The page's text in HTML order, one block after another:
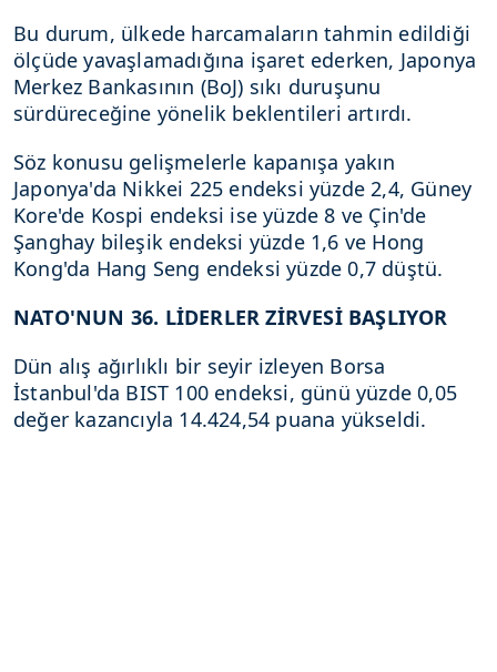
Bu durum, ülkede harcamaların tahmin edildiği
ölçüde yavaşlamadığına işaret ederken, Japonya
Merkez Bankasının (BoJ) sıkı duruşunu
sürdüreceğine yönelik beklentileri artırdı.
Söz konusu gelişmelerle kapanışa yakın
Japonya'da Nikkei 225 endeksi yüzde 2,4, Güney
Kore'de Kospi endeksi ise yüzde 8 ve Çin'de
Şanghay bileşik endeksi yüzde 1,6 ve Hong
Kong'da Hang Seng endeksi yüzde 0,7 düştü.
NATO'NUN 36. LİDERLER ZİRVESİ BAŞLIYOR
Dün alış ağırlıklı bir seyir izleyen Borsa
İstanbul'da BIST 100 endeksi, günü yüzde 0,05
değer kazancıyla 14.424,54 puana yükseldi.